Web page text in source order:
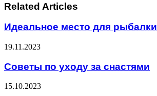
Related Articles
Идеальное место для рыбалки
19.11.2023
Советы по уходу за снастями
15.10.2023